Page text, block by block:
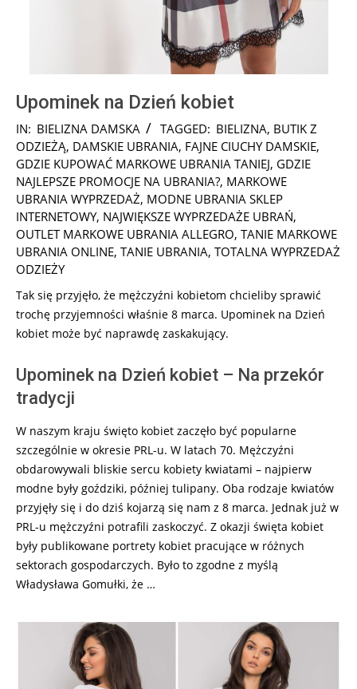
Upominek na Dzień kobiet
2026-
02-
18
IN: BIELIZNA DAMSKA TAGGED: BIELIZNA, BUTIK Z
ODZIEŻĄ, DAMSKIE UBRANIA, FAJNE CIUCHY DAMSKIE,
GDZIE KUPOWAĆ MARKOWE UBRANIA TANIEJ, GDZIE
NAJLEPSZE PROMOCJE NA UBRANIA?, MARKOWE
UBRANIA WYPRZEDAŻ, MODNE UBRANIA SKLEP
INTERNETOWY, NAJWIĘKSZE WYPRZEDAŻE UBRAŃ,
OUTLET MARKOWE UBRANIA ALLEGRO, TANIE MARKOWE
UBRANIA ONLINE, TANIE UBRANIA, TOTALNA WYPRZEDAŻ
ODZIEŻY
Tak się przyjęło, że mężczyźni kobietom chcieliby sprawić
trochę przyjemności właśnie 8 marca. Upominek na Dzień
kobiet może być naprawdę zaskakujący.
Upominek na Dzień kobiet – Na przekór
tradycji
W naszym kraju święto kobiet zaczęło być popularne
szczególnie w okresie PRL-u. W latach 70. Mężczyźni
obdarowywali bliskie sercu kobiety kwiatami – najpierw
modne były goździki, później tulipany. Oba rodzaje kwiatów
przyjęły się i do dziś kojarzą się nam z 8 marca. Jednak już w
PRL-u mężczyźni potrafili zaskoczyć. Z okazji święta kobiet
były publikowane portrety kobiet pracujące w różnych
sektorach gospodarczych. Było to zgodne z myślą
Władysława Gomułki, że …